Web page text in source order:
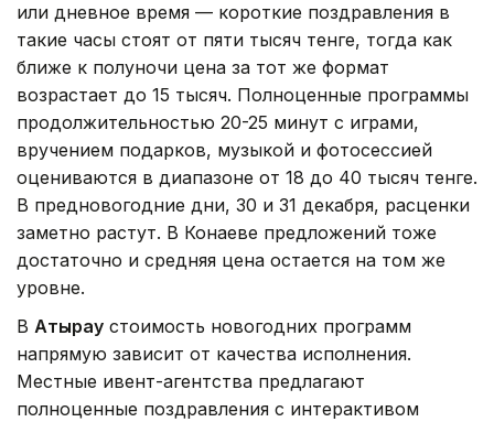
или дневное время — короткие поздравления в
такие часы стоят от пяти тысяч тенге, тогда как
ближе к полуночи цена за тот же формат
возрастает до 15 тысяч. Полноценные программы
продолжительностью 20-25 минут с играми,
вручением подарков, музыкой и фотосессией
оцениваются в диапазоне от 18 до 40 тысяч тенге.
В предновогодние дни, 30 и 31 декабря, расценки
заметно растут. В Конаеве предложений тоже
достаточно и средняя цена остается на том же
уровне.
В Атырау стоимость новогодних программ
напрямую зависит от качества исполнения.
Местные ивент-агентства предлагают
полноценные поздравления с интерактивом